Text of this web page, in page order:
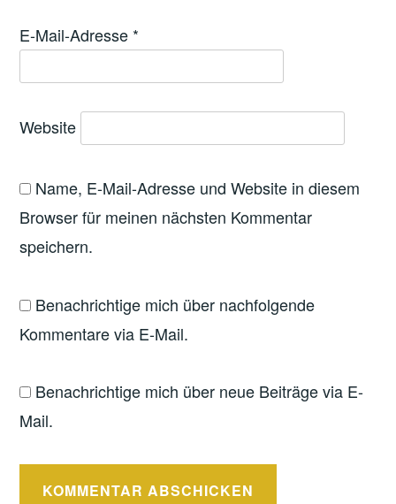
E-Mail-Adresse *
Website
Name, E-Mail-Adresse und Website in diesem
Browser für meinen nächsten Kommentar
speichern.
Benachrichtige mich über nachfolgende
Kommentare via E-Mail.
Benachrichtige mich über neue Beiträge via E-
Mail.